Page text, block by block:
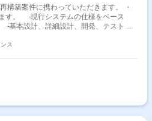
構築案件に携わっていただきます。 ・
す。 -現行システムの仕様をベース
-基本設計、詳細設計、開発、テスト -
ス